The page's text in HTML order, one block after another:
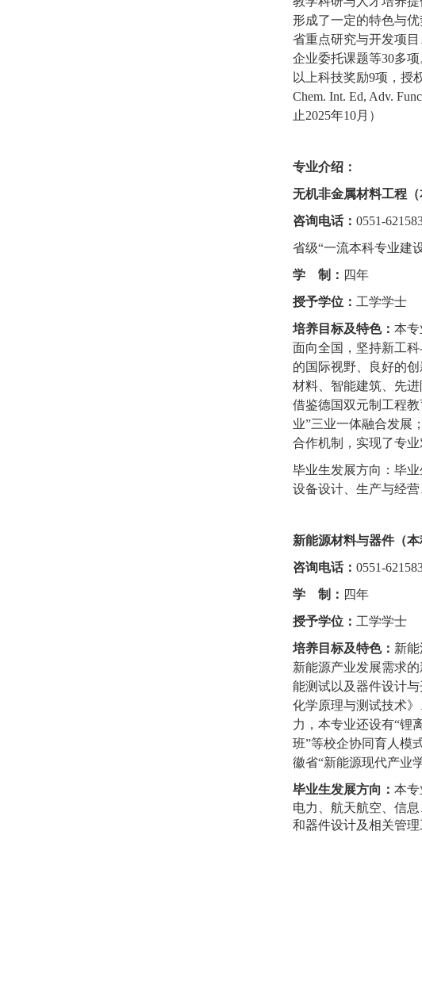
形成了一定的特色与
省重点研究与开发项
企业委托课题等30多
以上科技奖励9项，授
Chem. Int. Ed, Adv.
止2025年10月）
专业介绍：
无机非金属材料工程（
咨询电话： 0551-
省级“一流本科专业建
学 制： 四年
授予学位： 工学学士
培养目标及特色： 本
面向全国，坚持新工
的国际视野、良好的
材料、智能建筑、先
借鉴德国双元制工程
业”三业一体融合发展
合作机制，实现了专
毕业生发展方向：毕
设备设计、生产与经
新能源材料与器件（本
咨询电话： 0551-
学 制： 四年
授予学位： 工学学士
培养目标及特色： 新
新能源产业发展需求
能测试以及器件设计
化学原理与测试技术
力，本专业还设有“锂
班”等校企协同育人模
徽省“新能源现代产业
毕业生发展方向： 本专
电力、航天航空、信
和器件设计及相关管